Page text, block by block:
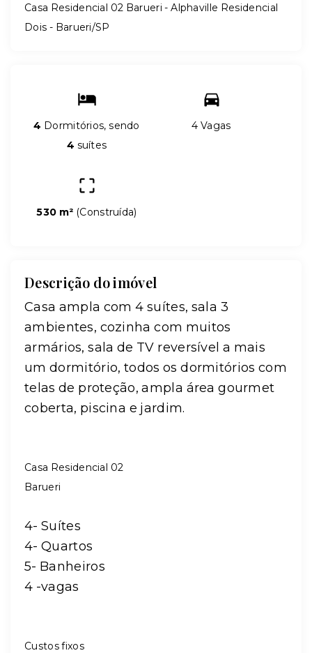
Casa Residencial 02 Barueri -Alphaville Residencial
Dois - Barueri/SP
4 Dormitórios, sendo
4 suítes
4 Vagas
530 m² (Construída)
Descrição do imóvel
Casa ampla com 4 suítes, sala 3
ambientes, cozinha com muitos
armários, sala de TV reversível a mais
um dormitório, todos os dormitórios com
telas de proteção, ampla área gourmet
coberta, piscina e jardim.
Casa Residencial 02
Barueri
4- Suítes
4- Quartos
5- Banheiros
4 -vagas
Custos fixos